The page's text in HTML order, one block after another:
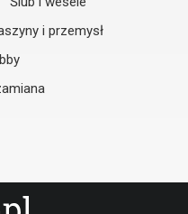
i przemysł